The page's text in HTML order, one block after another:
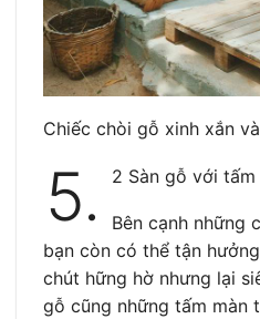
Chiếc chòi gỗ xinh xắn
5. 2 Sàn gỗ với
Bên cạnh những
bạn còn có thể tận
chút hững hờ nhưng lại
gỗ cũng những tấm màn